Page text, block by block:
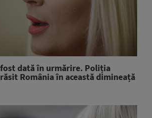
fost dată în urmărire. Poliția
România în această dimineață